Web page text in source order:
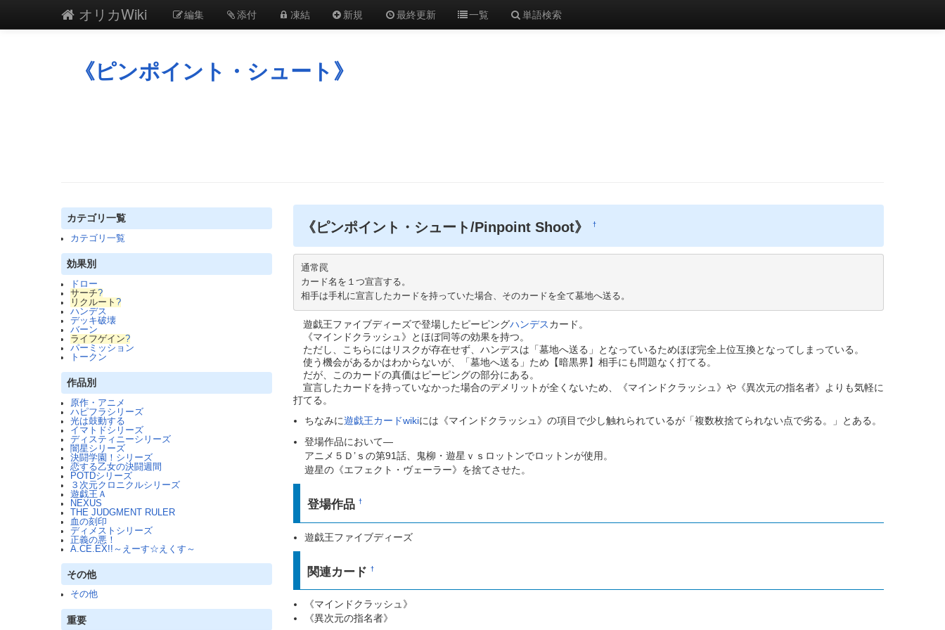
オリカWiki 編集 添付 凍結 新規 最終更新 一覧 単語検索
《ピンポイント・シュート》
カテゴリ一覧
カテゴリ一覧
効果別
ドロー
サーチ?
リクルート ?
ハンデス
デッキ破壊
バーン
ライフゲイン?
パーミッション
トークン
作品別
原作・アニメ
ハピフラシリーズ
光は鼓動する
イマトドシリーズ
ディスティニーシリーズ
闇星シリーズ
決闘学園！シリーズ
恋する乙女の決闘週間
POTDシリーズ
３次元クロニクルシリーズ
遊戯王Ａ
NEXUS
THE JUDGMENT RULER
血の刻印
ディメストシリーズ
正義の悪！
A.CE.EX!!～えーす☆えくす～
その他
その他
重要
《ピンポイント・シュート/Pinpoint Shoot》†
通常罠
カード名を１つ宣言する。
相手は手札に宣言したカードを持っていた場合、そのカードを全て墓地へ送る。
遊戯王ファイブディーズで登場したピーピングハンデスカード。
《マインドクラッシュ》とほぼ同等の効果を持つ。
ただし、こちらにはリスクが存在せず、ハンデスは「墓地へ送る」となっているためほぼ完全上位互換となってしまっている。
使う機会があるかはわからないが、「墓地へ送る」ため【暗黒界】相手にも問題なく打てる。
だが、このカードの真価はピーピングの部分にある。
宣言したカードを持っていなかった場合のデメリットが全くないため、《マインドクラッシュ》や《異次元の指名者》よりも気軽に
打てる。
ちなみに遊戯王カードwikiには《マインドクラッシュ》の項目で少し触れられているが「複数枚捨てられない点で劣る。」とある。
登場作品において―
アニメ５Ｄ’ｓの第91話、鬼柳・遊星ｖｓロットンでロットンが使用。
遊星の《エフェクト・ヴェーラー》を捨てさせた。
登場作品†
遊戯王ファイブディーズ
関連カード†
《マインドクラッシュ》
《異次元の指名者》